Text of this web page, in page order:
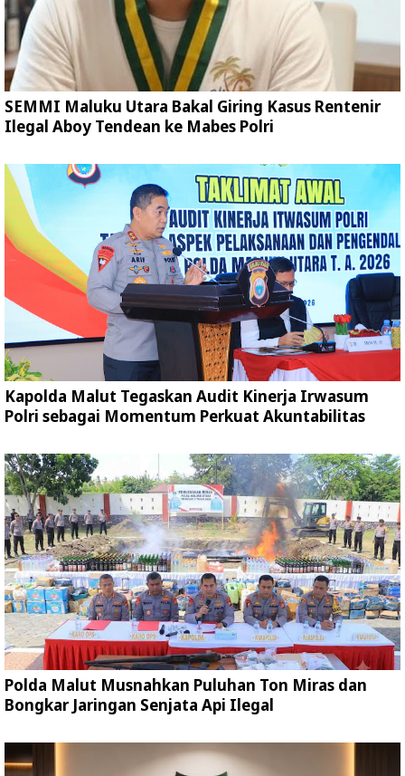
SEMMI Maluku Utara Bakal Giring Kasus Rentenir
Ilegal Aboy Tendean ke Mabes Polri
Kapolda Malut Tegaskan Audit Kinerja Irwasum
Polri sebagai Momentum Perkuat Akuntabilitas
Polda Malut Musnahkan Puluhan Ton Miras dan
Bongkar Jaringan Senjata Api Ilegal